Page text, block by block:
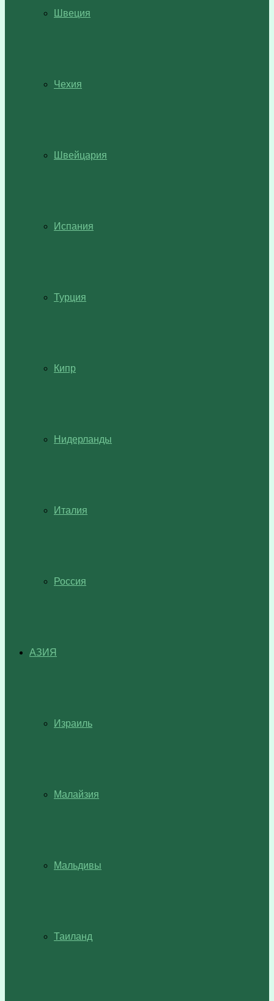
Швеция
Чехия
Швейцария
Испания
Турция
Кипр
Нидерланды
Италия
Россия
АЗИЯ
Израиль
Малайзия
Мальдивы
Таиланд